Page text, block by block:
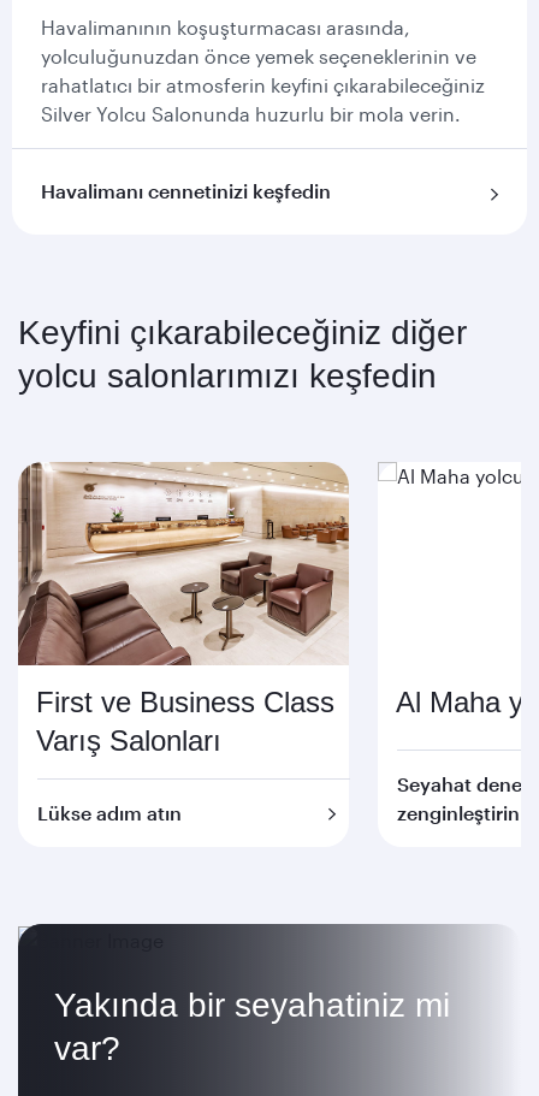
Havalimanının koşuşturmacası arasında,
yolculuğunuzdan önce yemek seçeneklerinin ve
rahatlatıcı bir atmosferin keyfini çıkarabileceğiniz
Silver Yolcu Salonunda huzurlu bir mola verin.
Havalimanı cennetinizi keşfedin
Keyfini çıkarabileceğiniz diğer
yolcu salonlarımızı keşfedin
First ve Business Class
Varış Salonları
Lükse adım atın
Al Maha
Seyahat
zenginleştirin
Yakında bir seyahatiniz mi
var?